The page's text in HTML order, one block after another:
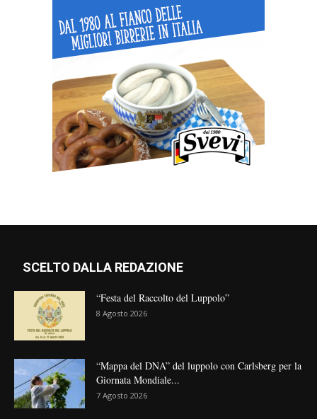
SCELTO DALLA REDAZIONE
“Festa del Raccolto del Luppolo”
8 Agosto 2026
“Mappa del DNA” del luppolo con Carlsberg per la
Giornata Mondiale...
7 Agosto 2026